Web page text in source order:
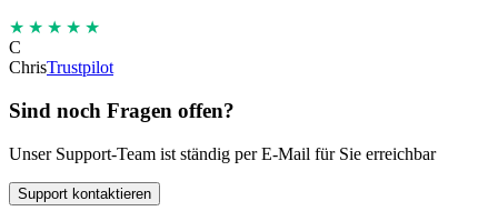
★★★★★
C
ChrisTrustpilot
Sind noch Fragen offen?
Unser Support-Team ist ständig per E-Mail für Sie erreichbar
Support kontaktieren